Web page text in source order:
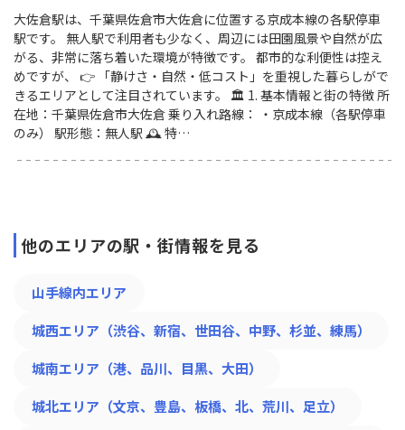
大佐倉駅は、千葉県佐倉市大佐倉に位置する京成本線の各駅停車
駅です。 無人駅で利用者も少なく、周辺には田園風景や自然が広
がる、非常に落ち着いた環境が特徴です。 都市的な利便性は控え
めですが、 👉 「静けさ・自然・低コスト」を重視した暮らしがで
きるエリアとして注目されています。 🏛 1. 基本情報と街の特徴 所
在地：千葉県佐倉市大佐倉 乗り入れ路線： ・京成本線（各駅停車
のみ） 駅形態：無人駅 🕰 特…
他のエリアの駅・街情報を見る
山手線内エリア
城西エリア（渋谷、新宿、世田谷、中野、杉並、練馬）
城南エリア（港、品川、目黒、大田）
城北エリア（文京、豊島、板橋、北、荒川、足立）